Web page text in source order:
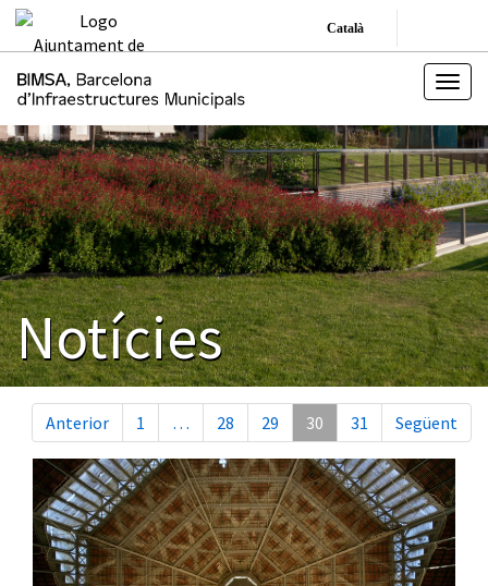
Català
Notícies
Anterior 1 … 28 29 30 31 Següent